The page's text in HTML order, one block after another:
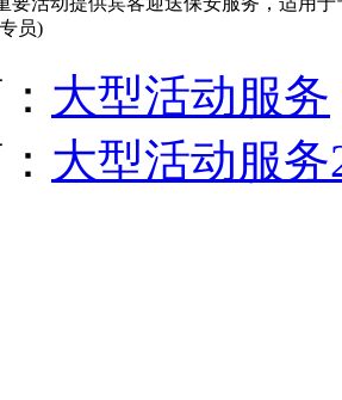
员)
大型活动服务
大型活动服务